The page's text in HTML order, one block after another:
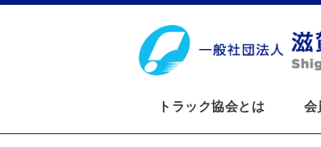
トラック協会とは 会